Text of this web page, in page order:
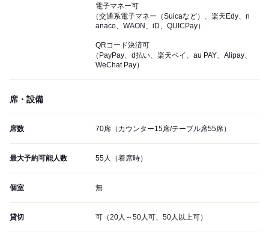
電子マネー可
（交通系電子マネー（Suicaなど）、楽天Edy、n
anaco、WAON、iD、QUICPay）
QRコード決済可
（PayPay、d払い、楽天ペイ、au PAY、Alipay、
WeChat Pay）
席・設備
席数 70席（カウンター15席/テーブル席55席）
最大予約可能人数 55人（着席時）
個室 無
貸切 可（20人～50人可、50人以上可）